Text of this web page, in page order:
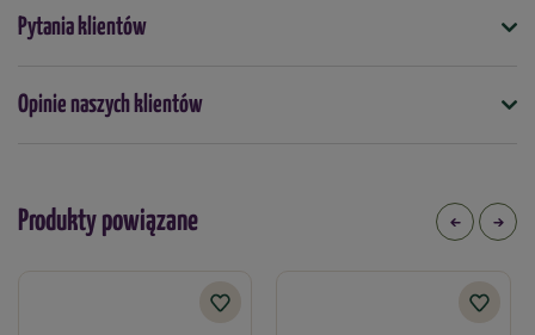
Symbol
5908311732229
Podmiot odpowiedzialny za ten produkt na terenie UE
Pytania klientów
Opinie naszych klientów
Produkty powiązane